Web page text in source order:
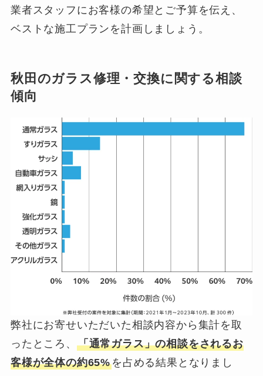
業者スタッフにお客様の希望とご予算を伝え、
ベストな施工プランを計画しましょう。
秋田のガラス修理・交換に関する相談
傾向
弊社にお寄せいただいた相談内容から集計を取
ったところ、 「通常ガラス」の相談をされるお
客様が全体の約65%を占める結果となりまし
0120-949-628